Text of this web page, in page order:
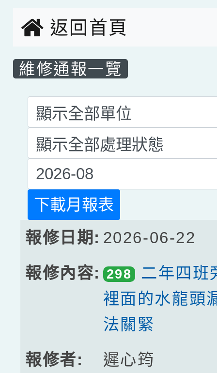
創客第三名。
返回首頁
維修通報一覽
List Repair
下載月報表
2026-06-22
298
二年四班
裡面的水龍頭
法關緊
遲心筠